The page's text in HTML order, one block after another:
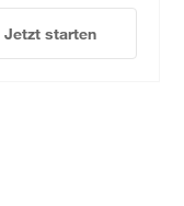
Jetzt starten